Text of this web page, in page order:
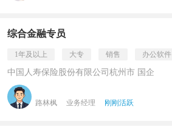
综合金融专员
1年及以上 大专 销售 办公软件
中国人寿保险股份有限公司杭州市 国企
路林枫 业务经理 刚刚活跃